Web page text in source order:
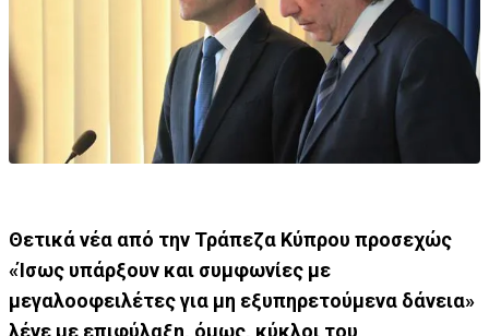
Θετικά νέα από την Τράπεζα Κύπρου προσεχώς
«Ίσως υπάρξουν και συμφωνίες με
μεγαλοοφειλέτες για μη εξυπηρετούμενα δάνεια»
λένε με επιφύλαξη, όμως, κύκλοι του